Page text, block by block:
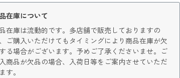
在庫について
在庫は流動的です。多店舗で販売しておりますの
ご購入いただけてもタイミングにより商品在庫が欠
る場合がございます。予めご了承くださいませ。ご
商品が欠品の場合、入荷日等をご案内させていただ
す。